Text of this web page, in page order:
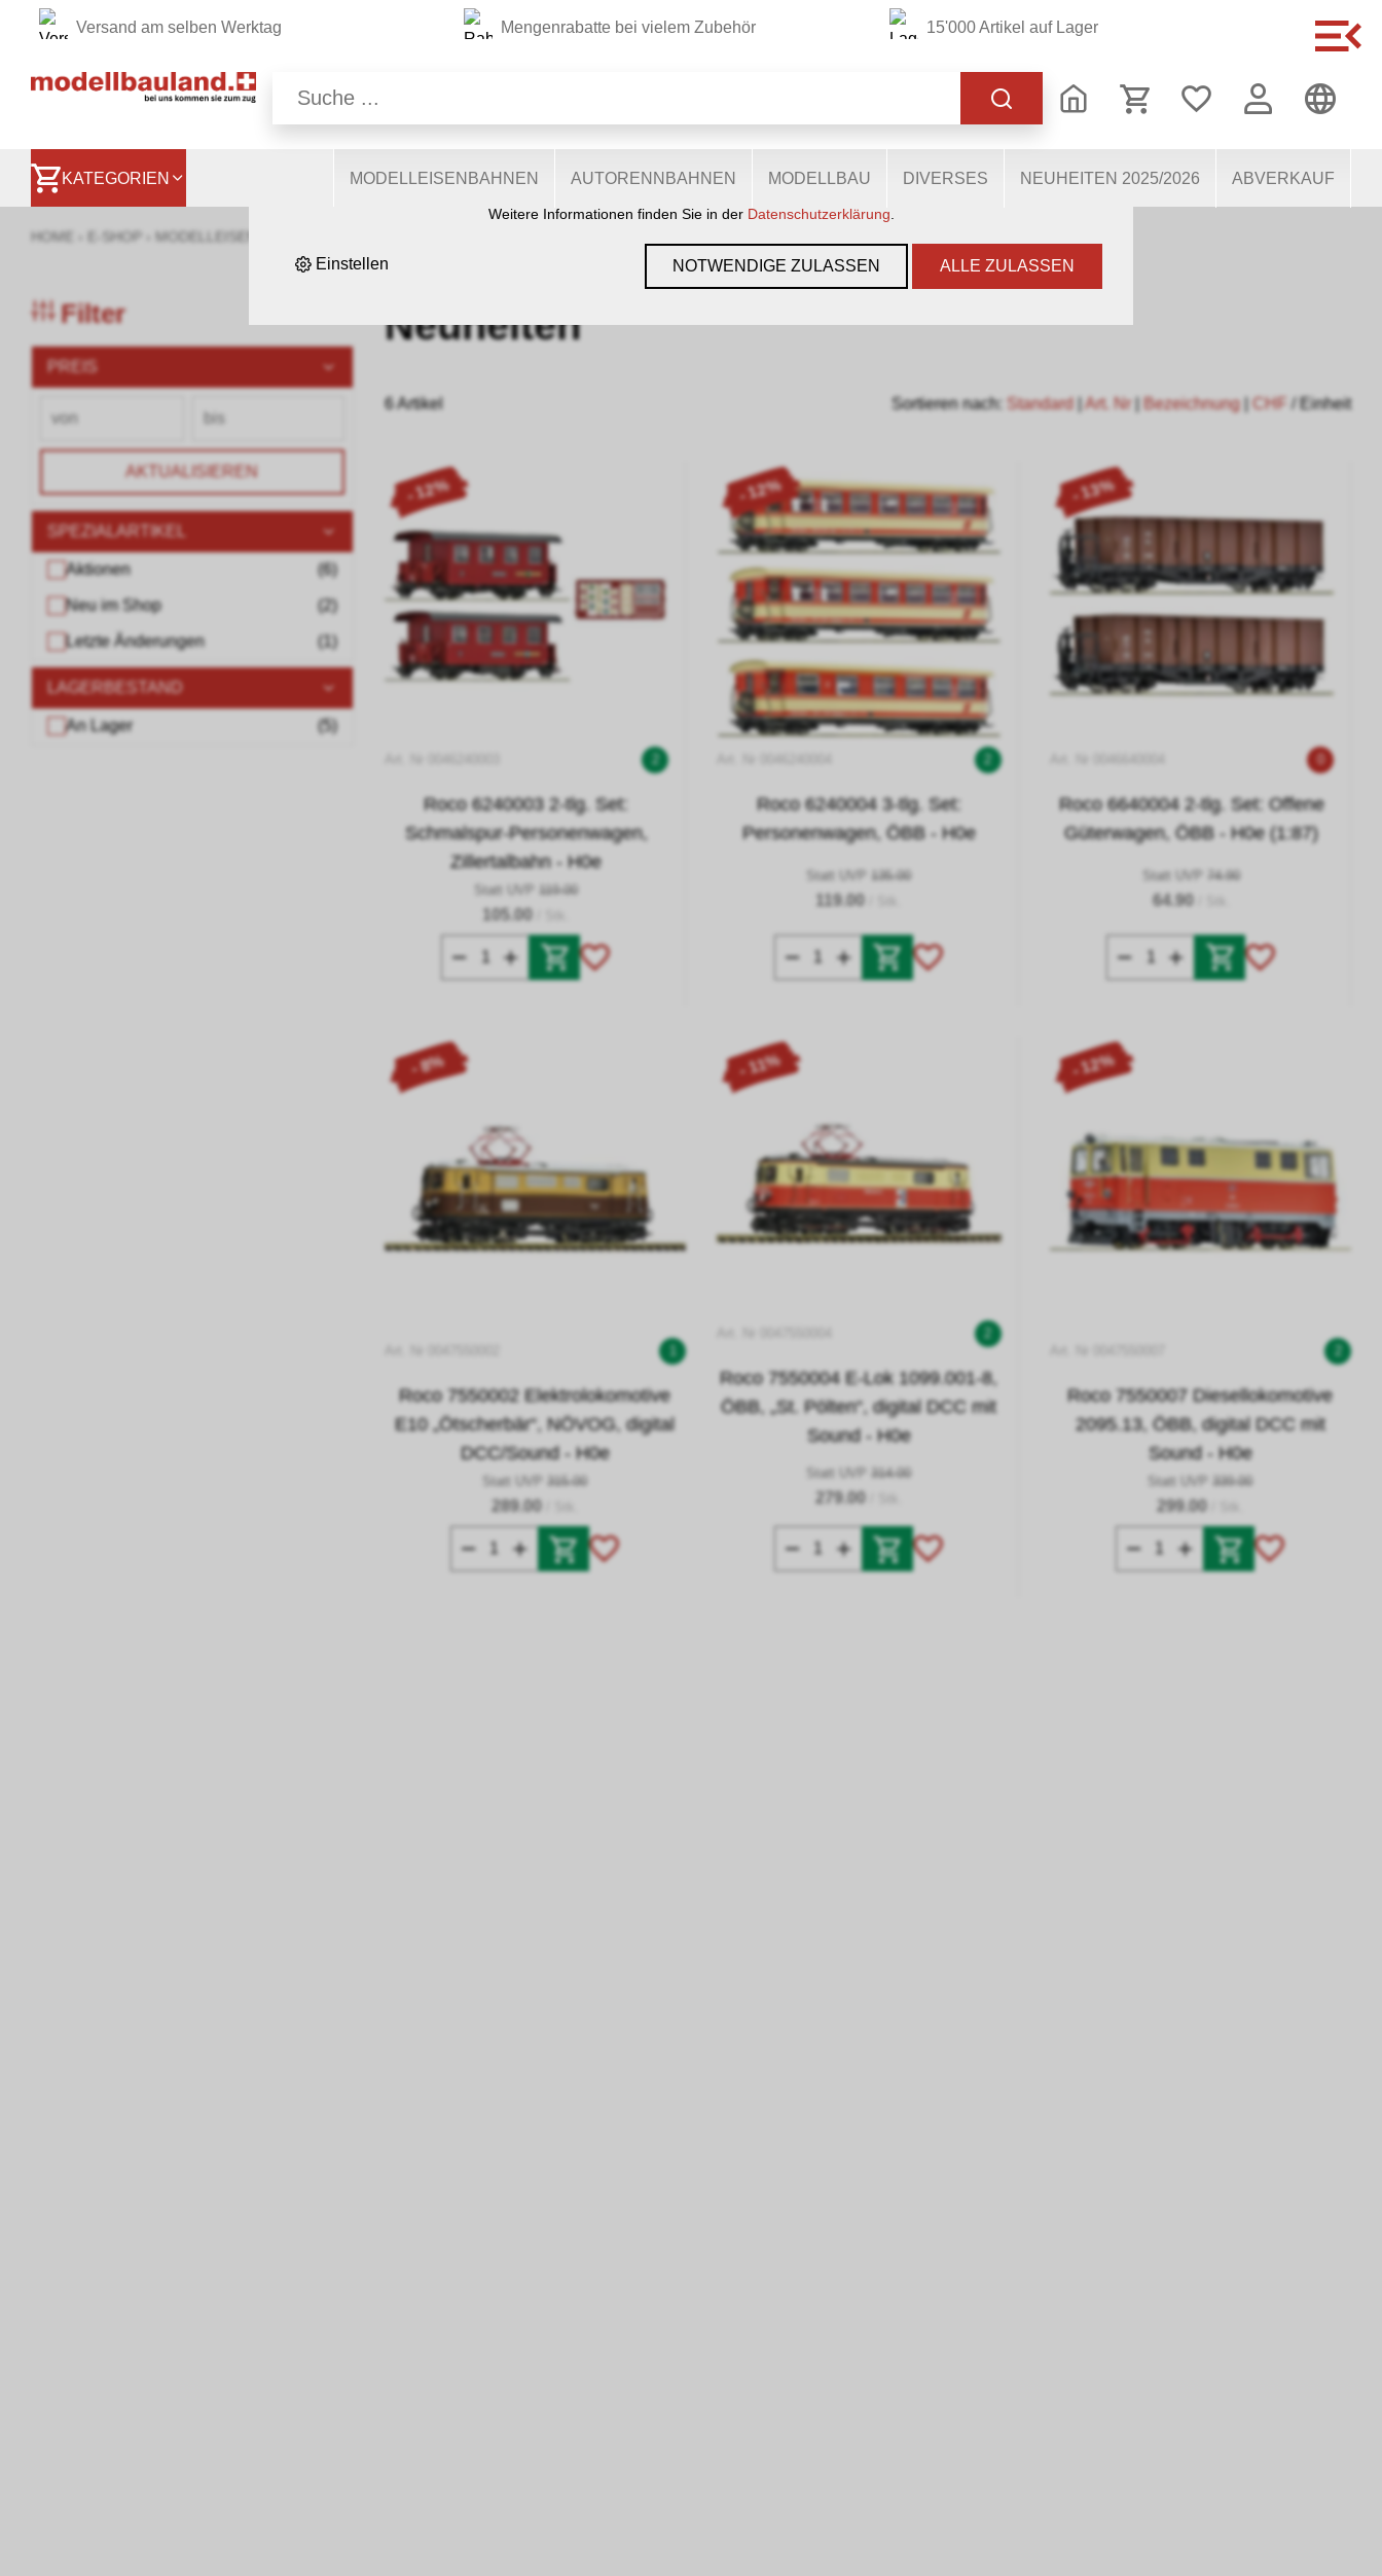
Versand am selben Werktag Mengenrabatte bei vielem Zubehör 15'000 Artikel auf Lager
KATEGORIEN MODELLEISENBAHNEN AUTORENNBAHNEN MODELLBAU DIVERSES NEUHEITEN 2025/2026 ABVERKAUF
HOME E-SHOP MODELLEISENBAHNEN
Filter
PREIS
AKTUALISIEREN
SPEZIALARTIKEL
Aktionen (6 )
Neu im Shop (2 )
Letzte Änderungen ( )
LAGERBESTAND
An Lager (5)
Neuheiten
Sortieren nach: Standard |Art. Nr Bezeichnung| CHF / Einheit
6 Artikel
- 12%
Roco 6240003 2-tlg. Set:
Schmalspur-Personenwagen,
Zillertalbahn - H0e
Statt UVP 119.00
105.00
- 12%
Roco 6240004 3-tlg. Set:
Personenwagen, ÖBB - H0e
Statt UVP 135.00
119.00
- 13%
Roco 6640004 2-tlg. Set: Offene
Güterwagen, ÖBB - H0e (1:87)
Statt UVP 74.90
64.90
- 8%
Roco 7550002 Elektrolokomotive
E10 „Ötscherbär“, NÖVOG, digital
DCC/Sound - H0e
Statt UVP 315.00
289.00
- 11%
Roco 7550004 E-Lok 1099.001-8,
ÖBB, „St. Pölten“, digital DCC mit
Sound - H0e
Statt UVP 314.00
279.00
- 12%
Roco 7550007 Diesellokomotive
2095.13, ÖBB, digital DCC mit
Sound - H0e
Statt UVP 339.00
299.00
Wir nutzen auf unserer Website verschiedene Cookies: Einige sind notwendig für den korrekten Betrieb der
Website, andere ermöglichen Ihnen mehr Funktionalitäten, und noch andere helfen uns dabei, die Nutzenden
zugestimmt, nutzen anonymisierte, personenbezogene Daten.
Weitere Informationen finden Sie in der Datenschutzerklärung
Einstellen NOTWENDIGE ZULASSEN ALLE ZULASSEN